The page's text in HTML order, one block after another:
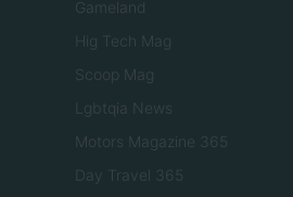
Gameland
Hig Tech Mag
Scoop Mag
Lgbtqia News
Motors Magazine 365
Day Travel 365